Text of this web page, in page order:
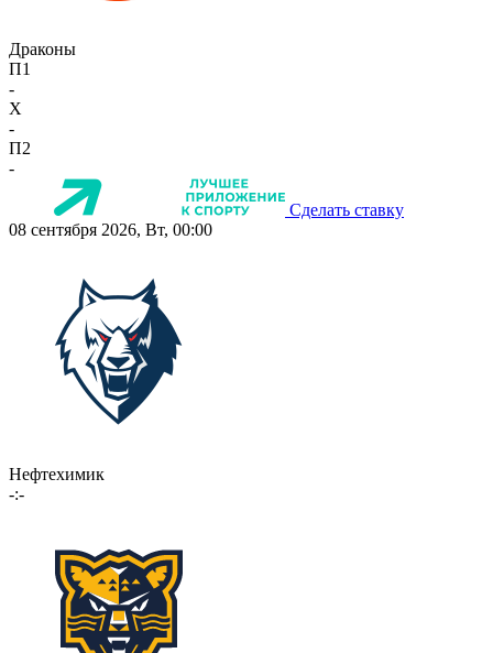
Драконы
П1
-
X
-
П2
-
Сделать ставку
08 сентября 2026, Вт, 00:00
Нефтехимик
-:-